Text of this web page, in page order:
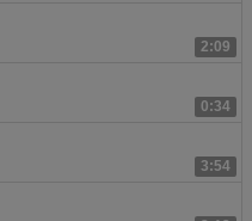
2:09
0:34
3:54